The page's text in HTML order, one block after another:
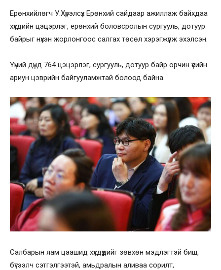
Ерөнхийлөгч У.Хүрэлсүх Ерөнхий сайдаар ажиллаж байхдаа
хүүхдийн цэцэрлэг, ерөнхий боловсролын сургууль, дотуур
байрыг нүхэн жорлонгоос салгах төсөл хэрэгжүүлж эхэлсэн.
Үүний дүнд 764 цэцэрлэг, сургууль, дотуур байр орчин үеийн
ариун цэврийн байгууламжтай болоод байна.
Салбарын яам цаашид хүүхдүүдийг зөвхөн мэдлэгтэй биш,
бүтээлч сэтгэлгээтэй, амьдралын аливаа сорилт,